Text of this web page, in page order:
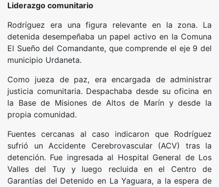
Liderazgo comunitario
Rodríguez era una figura relevante en la zona. La
detenida desempeñaba un papel activo en la Comuna
El Sueño del Comandante, que comprende el eje 9 del
municipio Urdaneta.
Como jueza de paz, era encargada de administrar
justicia comunitaria. Despachaba desde su oficina en
la Base de Misiones de Altos de Marín y desde la
propia comunidad.
Fuentes cercanas al caso indicaron que Rodríguez
sufrió un Accidente Cerebrovascular (ACV) tras la
detención. Fue ingresada al Hospital General de Los
Valles del Tuy y luego recluida en el Centro de
Garantías del Detenido en La Yaguara, a la espera de